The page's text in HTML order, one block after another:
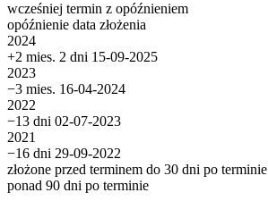
wcześniej termin z opóźnieniem
opóźnienie data złożenia
2024
+2 mies. 2 dni 15-09-2025
2023
−3 mies. 16-04-2024
2022
−13 dni 02-07-2023
2021
−16 dni 29-09-2022
złożone przed terminem do 30 dni po terminie
ponad 90 dni po terminie